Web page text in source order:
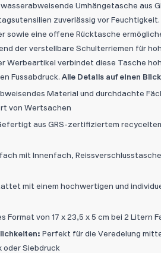
Umhängetasche aus
zuverlässig vor
sowie eine offene Rücktasche
der verstellbare Schulterriemen für
Werbeartikel verbindet diese Tasche
Fussabdruck. Alle Details auf einen
Material und durchdachte
von Wertsachen
aus GRS-zertifiziertem
mit Innenfach,
mit einem hochwertigen und
Format von 17 x 23,5 x 5 cm bei 2 Litern
Perfekt für die Veredelung
Siebdruck